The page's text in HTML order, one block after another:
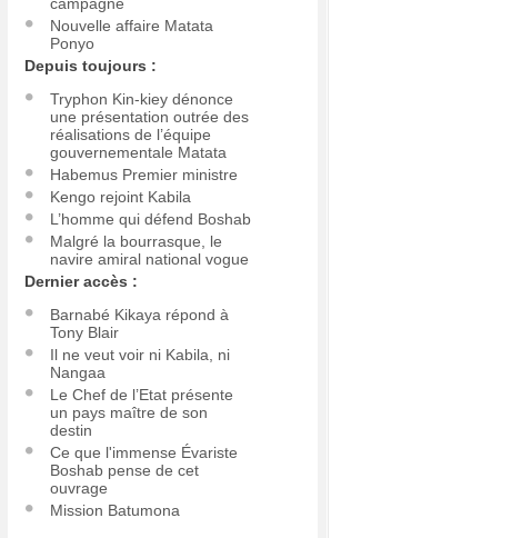
Nouvelle affaire Matata
Ponyo
Depuis toujours :
Tryphon Kin-kiey dénonce
une présentation outrée des
réalisations de l’équipe
gouvernementale Matata
Habemus Premier ministre
Kengo rejoint Kabila
L’homme qui défend Boshab
Malgré la bourrasque, le
navire amiral national vogue
Dernier accès :
Barnabé Kikaya répond à
Tony Blair
Il ne veut voir ni Kabila, ni
Nangaa
Le Chef de l’Etat présente
un pays maître de son
destin
Ce que l'immense Évariste
Boshab pense de cet
ouvrage
Mission Batumona